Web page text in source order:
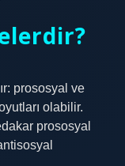
prososyal ve
olabilir.
prososyal